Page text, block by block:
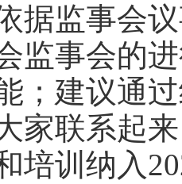
据监事会
监事会的
；建议通
家联系起
培训纳入